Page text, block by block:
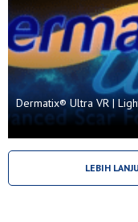
Dermatix® Ultra VR |
LEBIH